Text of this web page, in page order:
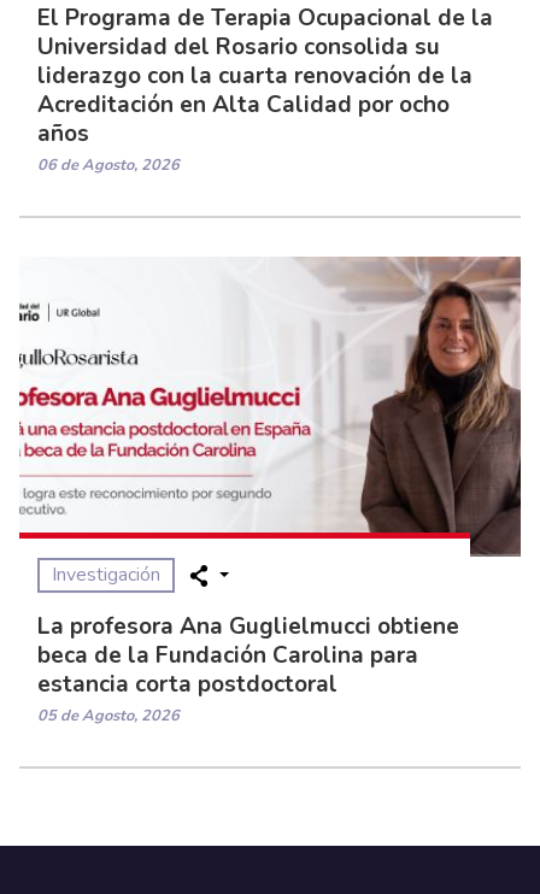
El Programa de Terapia Ocupacional de la
Universidad del Rosario consolida su
liderazgo con la cuarta renovación de la
Acreditación en Alta Calidad por ocho
años
06 de Agosto, 2026
Investigación
La profesora Ana Guglielmucci obtiene
beca de la Fundación Carolina para
estancia corta postdoctoral
05 de Agosto, 2026